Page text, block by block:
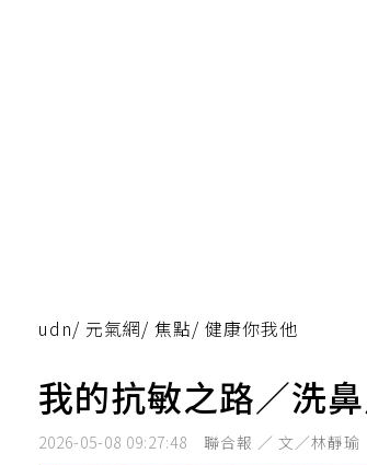
udn/ 元氣網/ 焦點/ 健康你我他
我的抗敏之路／洗
2026-05-08 09:27:48 聯合報 ／ 文／林靜瑜